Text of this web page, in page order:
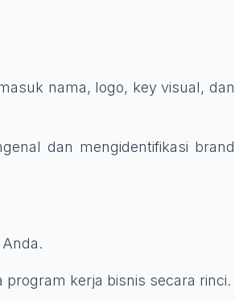
nama, logo, key visual, dan
dan mengidentifikasi brand
kerja bisnis secara rinci.